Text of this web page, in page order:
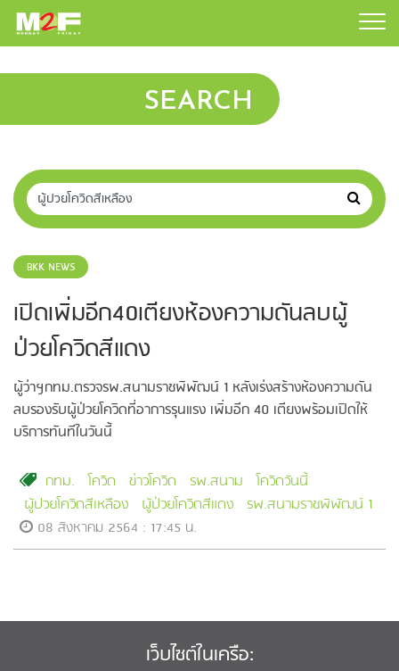
SEARCH
BKK NEWS
เปิดเพิ่มอีก40เตียงห้องความดันลบผู้
ป่วยโควิดสีแดง
ผู้ว่าฯกทม.ตรวจรพ.สนามราชพิพัฒน์ 1 หลังเร่งสร้างห้องความดัน
ลบรองรับผู้ป่วยโควิดที่อาการรุนแรง เพิ่มอีก 40 เตียงพร้อมเปิดให้
บริการทันทีในวันนี้
กทม. โควิด ข่าวโควิด รพ.สนาม
โควิดวันนี้
ผู้ปวยโควิดสีเหลือง
ผู้ป่วยโควิดสีแดง รพ.สนามราชพิพัฒน์ 1
08 สิงหาคม 2564 : 17:45 น.
เว็บไซต์ในเครือ: